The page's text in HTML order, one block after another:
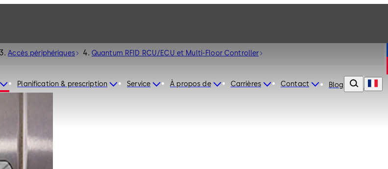
Planification & prescription Service À propos de Carrières Contact Blog
Accès périphériques Quantum RFID RCU/ECU et Multi-Floor Controller